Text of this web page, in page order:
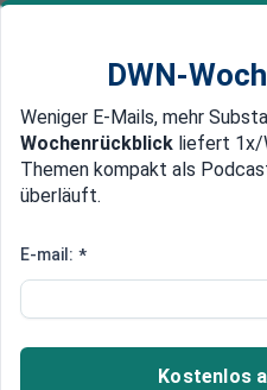
Newsticker MEIN DWN:
Edelmetalle DWN-
Wegen der niedrigen Zinsen
Bundesbank
Leistungen
DWN-
Weniger E-Mails, mehr
Wochenrückblick liefert 1x/
Themen kompakt als
überläuft.
E-mail: *
Kostenlos